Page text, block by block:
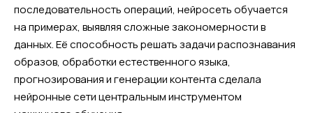
последовательность операций, нейросеть обучается
на примерах, выявляя сложные закономерности в
данных. Её способность решать задачи распознавания
образов, обработки естественного языка,
прогнозирования и генерации контента сделала
нейронные сети центральным инструментом